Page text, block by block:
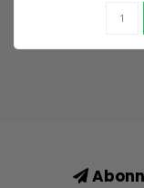
cm - unframed